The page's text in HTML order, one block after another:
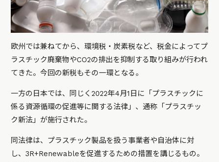
欧州では兼ねてから、環境税・炭素税など、税金によってプ
ラスチック廃棄物やCO2の排出を抑制する取り組みが行われ
てきた。今回の新税もその一環となる。
一方の日本では、同じく2022年4月1日に「プラスチックに
係る資源循環の促進等に関する法律」、通称「プラスチッ
ク新法」が施行された。
同法律は、プラスチック製品を扱う事業者や自治体に対
し、3R+Renewableを促進するための措置を講じるもの。